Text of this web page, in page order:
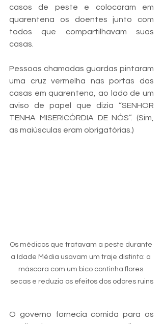
casos de peste e colocaram em
quarentena os doentes junto com
todos que compartilhavam suas
casas.
Pessoas chamadas guardas pintaram
uma cruz vermelha nas portas das
casas em quarentena, ao lado de um
aviso de papel que dizia “SENHOR
TENHA MISERICÓRDIA DE NÓS”. (Sim,
as maiúsculas eram obrigatórias.)
Os médicos que tratavam a peste durante
a Idade Média usavam um traje distinto: a
máscara com um bico continha flores
secas e reduzia os efeitos dos odores ruins
O governo fornecia comida para os